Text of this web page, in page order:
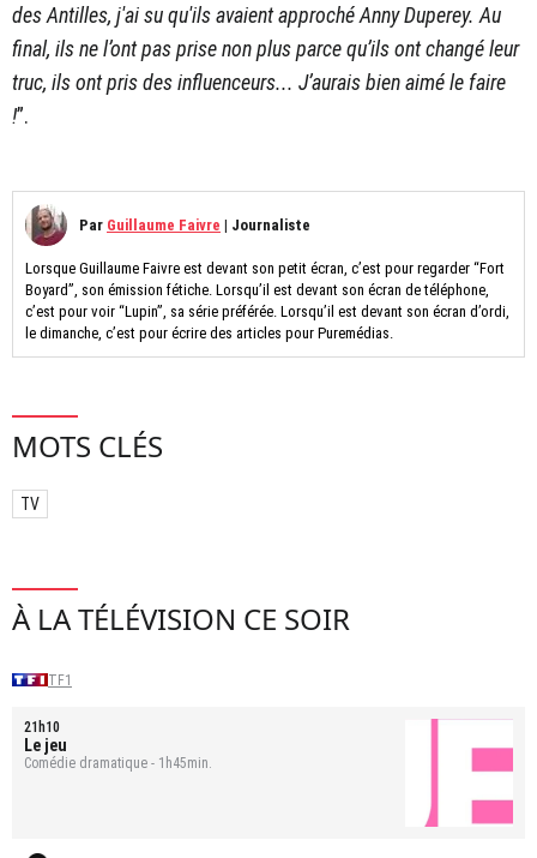
des Antilles, j'ai su qu'ils avaient approché Anny Duperey. Au
final, ils ne l’ont pas prise non plus parce qu’ils ont changé leur
truc, ils ont pris des influenceurs... J’aurais bien aimé le faire
!”.
Par Guillaume Faivre | Journaliste
Lorsque Guillaume Faivre est devant son petit écran, c’est pour regarder “Fort
Boyard”, son émission fétiche. Lorsqu’il est devant son écran de téléphone,
c’est pour voir “Lupin”, sa série préférée. Lorsqu’il est devant son écran d’ordi,
le dimanche, c’est pour écrire des articles pour Puremédias.
MOTS CLÉS
TV
À LA TÉLÉVISION CE SOIR
TF1
21h10
Le jeu
Comédie dramatique - 1h45min.